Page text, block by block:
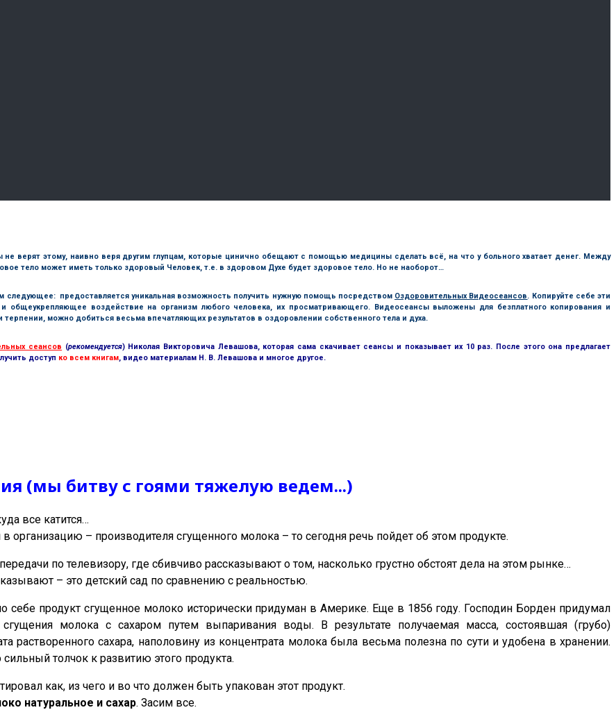
не верят этому, наивно веря другим глупцам, которые цинично обещают с помощью медицины сделать всё, на что у больного хватает денег. Между
тело может иметь только здоровый Человек, т.е. в здоровом Духе будет здоровое тело. Но не наоборот…
предоставляется уникальная возможность получить нужную помощь посредством Оздоровительных Видеосеансов. Копируйте себе эти
общеукрепляющее воздействие на организм любого человека, их просматривающего. Видеосеансы выложены для безплатного копирования и
можно добиться весьма впечатляющих результатов в оздоровлении собственного тела и духа.
сеансов (рекомендуется) Николая Викторовича Левашова, которая сама скачивает сеансы и показывает их 10 раз. После этого она предлагает
доступ ко всем книгам, видео материалам Н. В. Левашова и многое другое.
(мы битву с гоями тяжелую ведем...)
все катится…
организацию – производителя сгущенного молока – то сегодня речь пойдет об этом продукте.
по телевизору, где сбивчиво рассказывают о том, насколько грустно обстоят дела на этом рынке…
– это детский сад по сравнению с реальностью.
себе продукт сгущенное молоко исторически придуман в Америке. Еще в 1856 году. Господин Борден придумал
молока с сахаром путем выпаривания воды. В результате получаемая масса, состоявшая (грубо)
растворенного сахара, наполовину из концентрата молока была весьма полезна по сути и удобена в хранении.
толчок к развитию этого продукта.
как, из чего и во что должен быть упакован этот продукт.
натуральное и сахар. Засим все.